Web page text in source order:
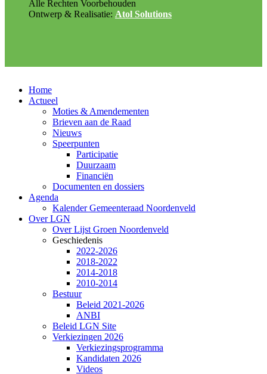
Alle Rechten Voorbehouden
Ontwerp & Realisatie: Atol Solutions
Home
Actueel
Moties & Amendementen
Brieven aan de Raad
Nieuws
Speerpunten
Participatie
Duurzaam
Financiën
Documenten en dossiers
Agenda
Kalender Gemeenteraad Noordenveld
Over LGN
Over Lijst Groen Noordenveld
Geschiedenis
2022-2026
2018-2022
2014-2018
2010-2014
Bestuur
Beleid 2021-2026
ANBI
Beleid LGN Site
Verkiezingen 2026
Verkiezingsprogramma
Kandidaten 2026
Videos